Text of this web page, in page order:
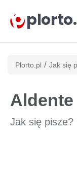
Plorto.pl / Jak się
Jak się pisze?